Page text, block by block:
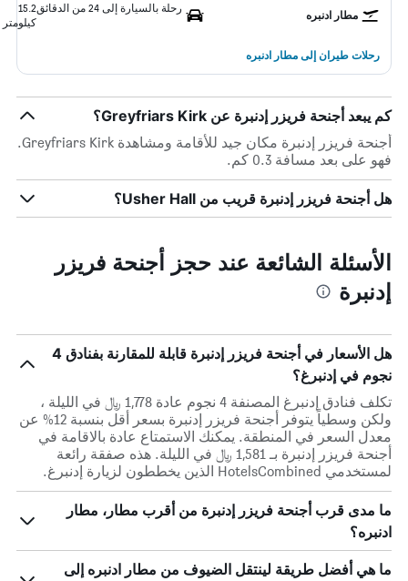
مطار ادنبره
رحلة بالسيارة إلى 24 من الدقائق
15.2
كيلومتر
رحلات طيران إلى مطار ادنبره
كم يبعد أجنحة فريزر إدنبرة عن Greyfriars Kirk؟
أجنحة فريزر إدنبرة مكان جيد للأقامة ومشاهدة Greyfriars Kirk.
فهو على بعد مسافة 0.3 كم.
هل أجنحة فريزر إدنبرة قريب من Usher Hall؟
الأسئلة الشائعة عند حجز أجنحة فريزر
إدنبرة
هل الأسعار في أجنحة فريزر إدنبرة قابلة للمقارنة بفنادق 4
نجوم في إدنبرغ؟
تكلف فنادق إدنبرغ المصنفة 4 نجوم عادة 1,778 ﷼ في الليلة ،
ولكن وسطياً يتوفر أجنحة فريزر إدنبرة بسعر أقل بنسبة 12% عن
معدل السعر في المنطقة. يمكنك الاستمتاع عادة بالاقامة في
أجنحة فريزر إدنبرة بـ 1,581 ﷼ في الليلة. هذه صفقة رائعة
لمستخدمي HotelsCombined الذين يخططون لزيارة إدنبرغ.
ما مدى قرب أجنحة فريزر إدنبرة من أقرب مطار، مطار
ادنبره؟
ما هي أفضل طريقة لينتقل الضيوف من مطار ادنبره إلى